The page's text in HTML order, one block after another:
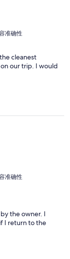
准确性
cleanest
our trip. I would
准确性
the owner. I
I return to the